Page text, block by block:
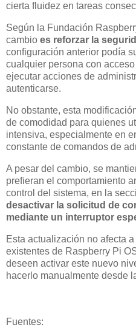
cierta fluidez en tareas
Según la Fundación
cambio es reforzar la
configuración anterior podía
cualquier persona con
ejecutar acciones de
autenticarse.
No obstante, esta
de comodidad para quienes
intensiva, especialmente en
constante de comandos de
A pesar del cambio, se
prefieran el comportamiento
control del sistema, en la
desactivar la solicitud de
mediante un interruptor
Esta actualización no afecta
existentes de Raspberry Pi
deseen activar este nuevo
hacerlo manualmente desde
Fuentes: